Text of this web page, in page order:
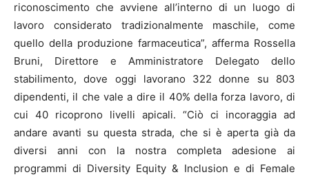
riconoscimento che avviene all’interno di un luogo di
lavoro considerato tradizionalmente maschile, come
quello della produzione farmaceutica”, afferma Rossella
Bruni, Direttore e Amministratore Delegato dello
stabilimento, dove oggi lavorano 322 donne su 803
dipendenti, il che vale a dire il 40% della forza lavoro, di
cui 40 ricoprono livelli apicali. “Ciò ci incoraggia ad
andare avanti su questa strada, che si è aperta già da
diversi anni con la nostra completa adesione ai
programmi di Diversity Equity & Inclusion e di Female